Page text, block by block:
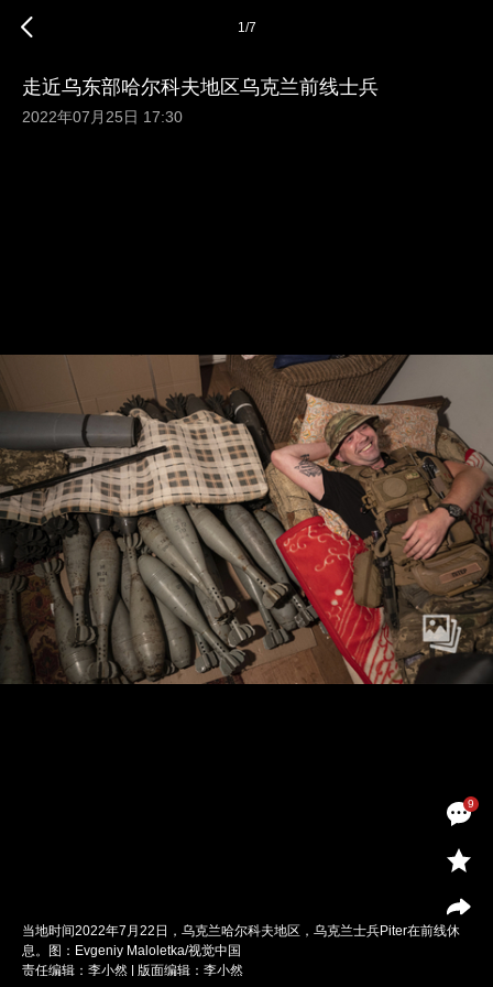
9
1/7
走近乌东部哈尔科夫地区乌克兰前线士兵
2022年07月25日 17:30
当地时间2022年7月22日，乌克兰哈尔科夫地区，乌克兰士兵Piter在前线休
息。图：Evgeniy Maloletka/视觉中国
责任编辑：李小然 | 版面编辑：李小然